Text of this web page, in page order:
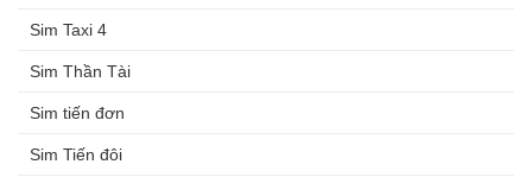
Sim Taxi 4
Sim Thần Tài
Sim tiến đơn
Sim Tiến đôi